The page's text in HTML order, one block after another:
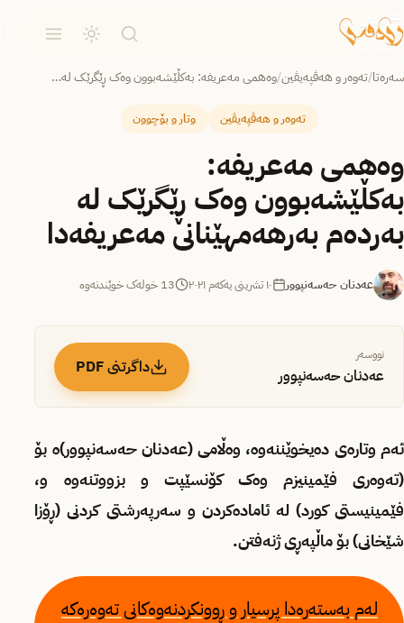
سەرەتا/تەوەر و هەڤپەیڤین/وەهمی مەعریفە: بەکڵێشەبوون وەک ڕێگرێک لە…
تەوەر و هەڤپەیڤین وتار و بۆچوون
وەهمی مەعریفە:
بەکڵێشەبوون وەک ڕێگرێک لە
بەردەم بەرهەمهێنانی مەعریفەدا
عەدنان حەسەنپوور ١٠ تشرینی یەکەم ٢٠٢١ 13 خولەک خوێندنەوە
نووسەر
عەدنان حەسەنپوور داگرتنی PDF
ئەم وتارەی دەیخوێننەوە، وەڵامی (عەدنان حەسەنپوور)ە بۆ
(تەوەری فێمینیزم وەک کۆنسێپت و بزووتنەوە و،
فێمینیستی کورد) لە ئامادەکردن و سەرپەرشتی کردنی (ڕۆزا
شێخانی) بۆ ماڵپەڕی ژنەفتن.
لەم بەستەرەدا پرسیار و ڕوونکردنەوەکانی تەوەرەکە